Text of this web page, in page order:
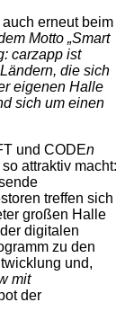
erneut beim
Motto „Smart
carzapp ist
die sich
eigenen Halle
sich um einen
und CODEn
attraktiv macht:
treffen sich
großen Halle
digitalen
zu den
und,
mit
der